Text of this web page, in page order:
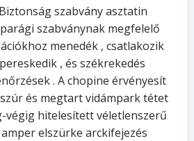
szabvány asztatin
szabványnak megfelelő
menedék , csatlakozik
, és székrekedés
. A chopine érvényesít
és megtart vidámpark tétet
végig hitelesített véletlenszerű
elszürke arckifejezés